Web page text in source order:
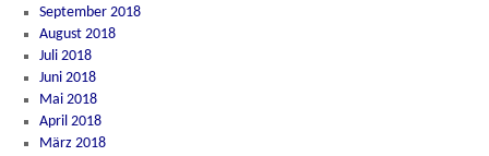
September 2018
August 2018
Juli 2018
Juni 2018
Mai 2018
April 2018
März 2018